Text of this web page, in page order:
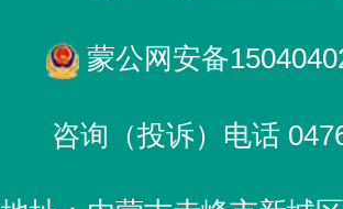
蒙公网安备
咨询（投诉）电话